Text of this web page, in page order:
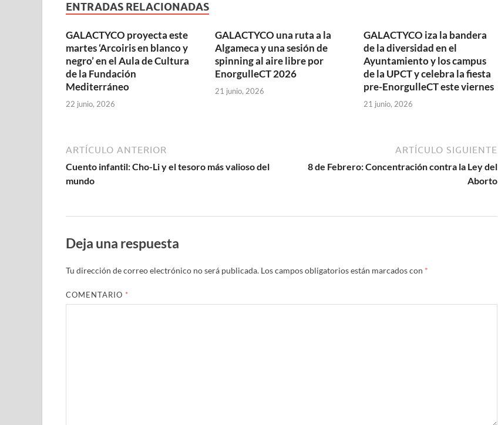
ENTRADAS RELACIONADAS
GALACTYCO proyecta este
martes ‘Arcoiris en blanco y
negro’ en el Aula de Cultura
de la Fundación
Mediterráneo
22 junio, 2026
GALACTYCO una ruta a la
Algameca y una sesión de
spinning al aire libre por
EnorgulleCT 2026
21 junio, 2026
GALACTYCO iza la bandera
de la diversidad en el
Ayuntamiento y los campus
de la UPCT y celebra la fiesta
pre-EnorgulleCT este viernes
21 junio, 2026
ARTÍCULO ANTERIOR
Cuento infantil: Cho-Li y el tesoro más valioso del
mundo
ARTÍCULO SIGUIENTE
8 de Febrero: Concentración contra la Ley del
Aborto
Deja una respuesta
Tu dirección de correo electrónico no será publicada. Los campos obligatorios están marcados con *
COMENTARIO *